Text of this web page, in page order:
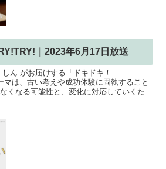
｜2023年6月17日放送
ん がお届けする「ドキドキ！
マは、古い考えや成功体験に固執すること
くなる可能性と、変化に対応していくため